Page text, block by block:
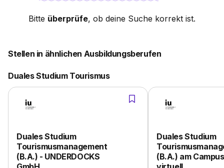
Bitte überprüfe, ob deine Suche korrekt ist.
Stellen in ähnlichen Ausbildungsberufen
Duales Studium Tourismus
Duales Studium
Tourismusmanagement
(B.A.) - UNDERDOCKS
Duales Studium
(B.A.) am